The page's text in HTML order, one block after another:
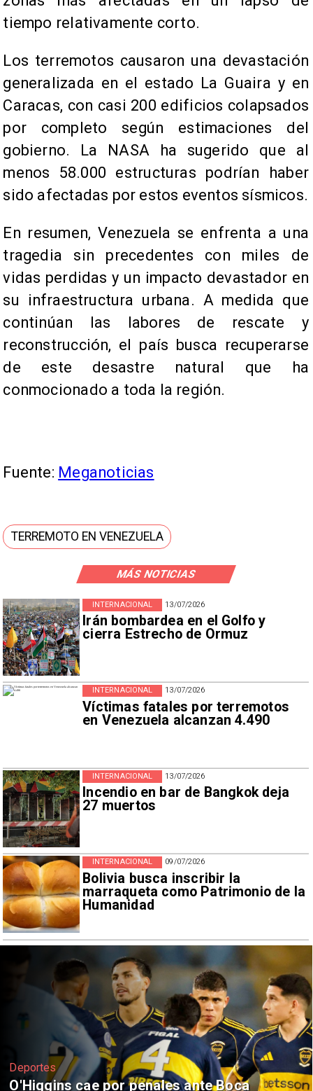
MÁS NOTICIAS
13/07/2026
Irán bombardea en el Golfo y
cierra Estrecho de Ormuz
INTERNACIONAL
13/07/2026
Víctimas fatales por terremotos
en Venezuela alcanzan 4.490
INTERNACIONAL
13/07/2026
Incendio en bar de Bangkok deja
27 muertos
INTERNACIONAL
09/07/2026
Bolivia busca inscribir la
marraqueta como Patrimonio de la
Humanidad
INTERNACIONAL
tiempo relativamente corto.
Los terremotos causaron una devastación
generalizada en el estado La Guaira y en
Caracas, con casi 200 edificios colapsados
por completo según estimaciones del
gobierno. La NASA ha sugerido que al
menos 58.000 estructuras podrían haber
sido afectadas por estos eventos sísmicos.
En resumen, Venezuela se enfrenta a una
tragedia sin precedentes con miles de
vidas perdidas y un impacto devastador en
su infraestructura urbana. A medida que
continúan las labores de rescate y
reconstrucción, el país busca recuperarse
de este desastre natural que ha
conmocionado a toda la región.
Fuente: Meganoticias
TERREMOTO EN VENEZUELA
Nacional
Sistema frontal en Chile deja 435